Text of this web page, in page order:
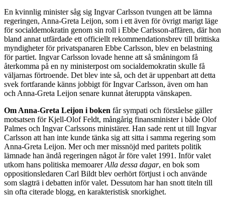
En kvinnlig minister såg sig Ingvar Carlsson tvungen att be lämna
regeringen, Anna-Greta Leijon, som i ett även för övrigt marigt läge
för socialdemokratin genom sin roll i Ebbe Carlsson-affären, där hon
bland annat utfärdade ett officiellt rekommendationsbrev till brittiska
myndigheter för privatspanaren Ebbe Carlsson, blev en belastning
för partiet. Ingvar Carlsson lovade henne att så småningom få
återkomma på en ny ministerpost om socialdemokratin skulle få
väljarnas förtroende. Det blev inte så, och det är uppenbart att detta
svek fortfarande känns jobbigt för Ingvar Carlsson, även om han
och Anna-Greta Leijon senare kunnat återuppta vänskapen.
Om Anna-Greta Leijon i boken får sympati och förståelse gäller
motsatsen för Kjell-Olof Feldt, mångårig finansminister i både Olof
Palmes och Ingvar Carlssons ministärer. Han sade rent ut till Ingvar
Carlsson att han inte kunde tänka sig att sitta i samma regering som
Anna-Greta Leijon. Mer och mer missnöjd med paritets politik
lämnade han ändå regeringen något år före valet 1991. Inför valet
utkom hans politiska memoarerAlla dessa dagar, en bok som
oppositionsledaren Carl Bildt blev oerhört förtjust i och använde
som slagträ i debatten inför valet. Dessutom har han snott titeln till
sin ofta citerade blogg, en karakteristisk snorkighet.